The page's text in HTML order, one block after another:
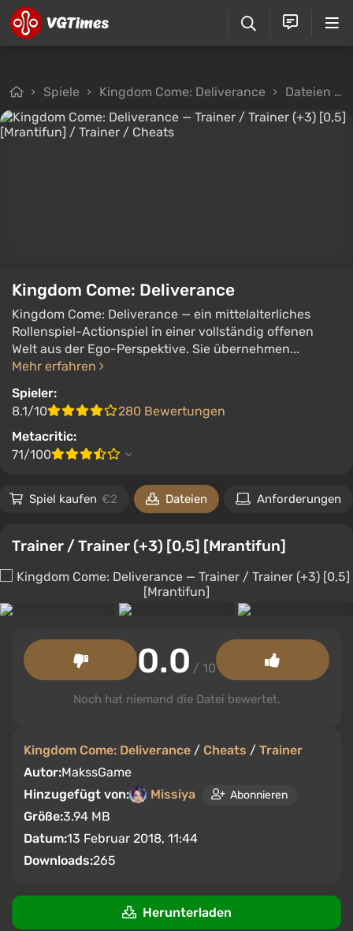
Spiele Kingdom Come: Deliverance Dateien
Kingdom Come: Deliverance
Kingdom Come: Deliverance — ein mittelalterliches
Rollenspiel-Actionspiel in einer vollständig offenen
Welt aus der Ego-Perspektive. Sie übernehmen...
Mehr erfahren
Spieler:
8.1/10
280 Bewertungen
Metacritic:
71/100
Spiel kaufen €2 Dateien Anforderungen
Trainer / Trainer (+3) [0,5] [Mrantifun]
Kingdom Come: Deliverance / Cheats / Trainer
Autor:MakssGame
Hinzugefügt von:
Missiya Abonnieren
Größe:3.94 MB
Datum:13 Februar 2018, 11:44
Downloads:265
0.0 / 10
Noch hat niemand die Datei bewertet.
Herunterladen